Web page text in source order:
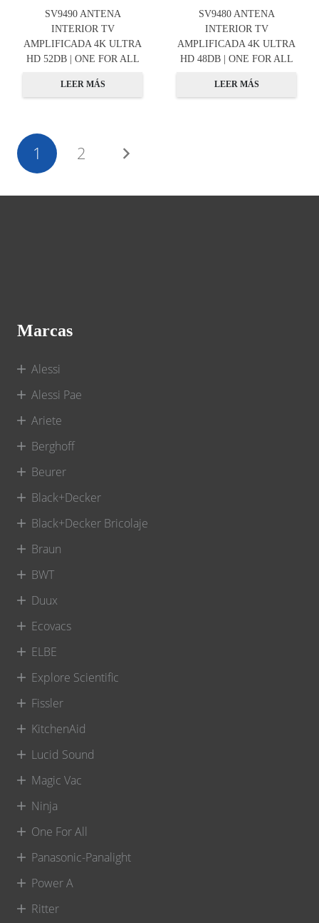
SV9490 ANTENA
INTERIOR TV
AMPLIFICADA 4K ULTRA
HD 52DB | ONE FOR ALL
LEER MÁS
SV9480 ANTENA
INTERIOR TV
AMPLIFICADA 4K ULTRA
HD 48DB | ONE FOR ALL
LEER MÁS
1 2
Marcas
Alessi
Alessi Pae
Ariete
Berghoff
Beurer
Black+Decker
Black+Decker Bricolaje
Braun
BWT
Duux
Ecovacs
ELBE
Explore Scientific
Fissler
KitchenAid
Lucid Sound
Magic Vac
Ninja
One For All
Panasonic-Panalight
Power A
Ritter